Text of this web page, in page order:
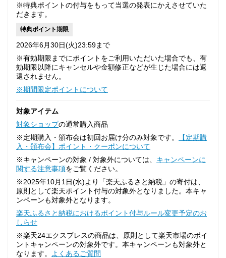
※特典ポイントの付与をもって当選の発表にかえさせていた
だきます。
特典ポイント期限
2026年6月30日(火)23:59まで
※有効期限までにポイントをご利用いただいた場合でも、有
効期限以降にキャンセルや金額修正などが生じた場合には返
還されません。
※期間限定ポイントについて
対象アイテム
対象ショップの通常購入商品
※定期購入・頒布会は初回お届け分のみ対象です。
【定期購
入・頒布会】ポイント・クーポンについて
※キャンペーンの対象 / 対象外については、 キャンペーンに
関する注意事項をご覧ください。
※2025年10月1日(水)より「楽天ふるさと納税」の寄付は、
原則として楽天ポイント付与の対象外となりました。本キャ
ンペーンも対象外となります。
楽天ふるさと納税におけるポイント付与ルール変更予定のお
しらせ
※楽天24エクスプレスの商品は、原則として楽天市場のポイ
ントキャンペーンの対象外です。本キャンペーンも対象外と
なります。
よくあるご質問